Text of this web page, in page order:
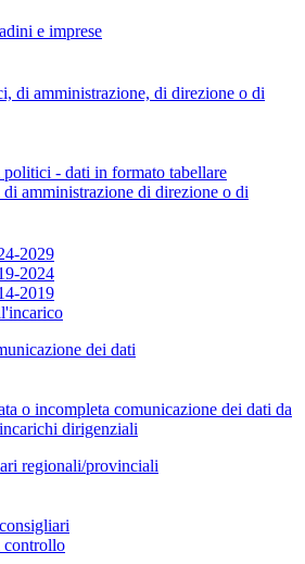
e imprese
di amministrazione, di direzione o di
- dati in formato tabellare
amministrazione di direzione o di
2029
2024
2019
dei dati
o incompleta comunicazione dei dati da
dirigenziali
regionali/provinciali
controllo